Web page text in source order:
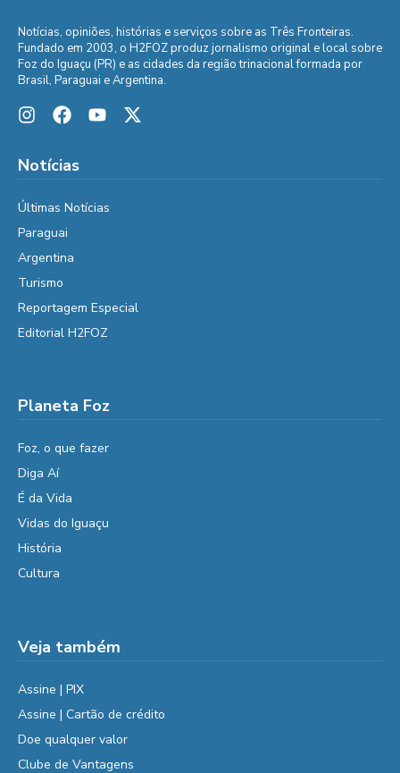
Notícias, opiniões, histórias e serviços sobre as Três Fronteiras.
Fundado em 2003, o H2FOZ produz jornalismo original e local sobre
Foz do Iguaçu (PR) e as cidades da região trinacional formada por
Brasil, Paraguai e Argentina.
Notícias
Últimas Notícias
Paraguai
Argentina
Turismo
Reportagem Especial
Editorial H2FOZ
Planeta Foz
Foz, o que fazer
Diga Aí
É da Vida
Vidas do Iguaçu
História
Cultura
Veja também
Assine | PIX
Assine | Cartão de crédito
Doe qualquer valor
Clube de Vantagens